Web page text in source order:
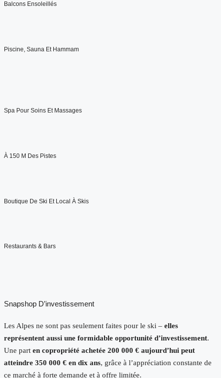
Balcons Ensoleillés
Piscine, Sauna Et Hammam
Spa Pour Soins Et Massages
À 150 M Des Pistes
Boutique De Ski Et Local À Skis
Restaurants & Bars
Snapshop D’investissement
Les Alpes ne sont pas seulement faites pour le ski – elles
représentent aussi une formidable opportunité d’investissement.
Une part en copropriété achetée 200 000 € aujourd’hui peut
atteindre 350 000 € en dix ans, grâce à l’appréciation constante de
ce marché à forte demande et à offre limitée.